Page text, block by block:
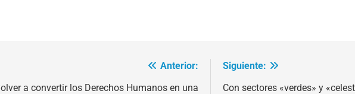
Anterior:
a convertir los Derechos Humanos en una
Siguiente:
Con sectores «verdes» y